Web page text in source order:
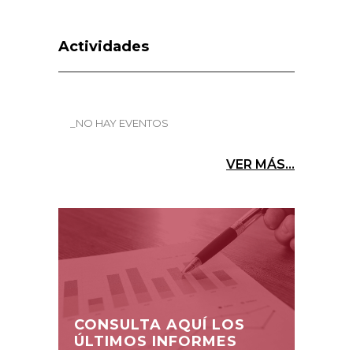
Actividades
_NO HAY EVENTOS
VER MÁS...
CONSULTA AQUÍ LOS
ÚLTIMOS INFORMES